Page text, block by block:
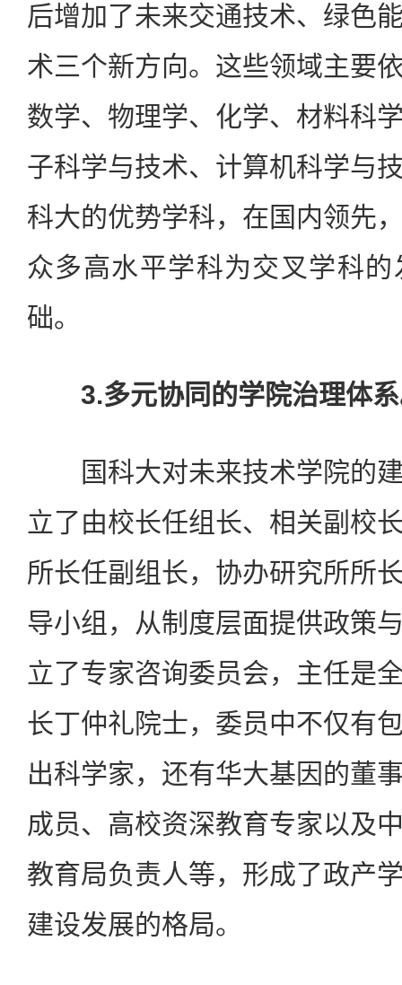
后增加了未来交通技术、绿色
术三个新方向。这些领域主要
数学、物理学、化学、材料科
子科学与技术、计算机科学与
科大的优势学科，在国内领先
众多高水平学科为交叉学科
础。
3.多元协同的学院治理体
国科大对未来技术学院的建
立了由校长任组长、相关副校
所长任副组长，协办研究所所
导小组，从制度层面提供政策
立了专家咨询委员会，主任是
长丁仲礼院士，委员中不仅有
出科学家，还有华大基因的董
成员、高校资深教育专家以及
教育局负责人等，形成了政产
建设发展的格局。